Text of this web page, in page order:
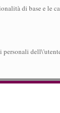
di base e le
personali